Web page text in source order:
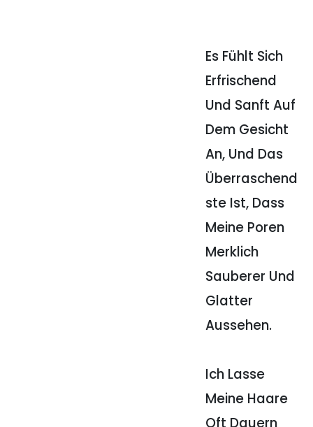
Es Fühlt Sich
Erfrischend
Und Sanft Auf
Dem Gesicht
An, Und Das
Überraschend
Ste Ist, Dass
Meine Poren
Merklich
Sauberer Und
Glatter
Aussehen.
Ich Lasse
Meine Haare